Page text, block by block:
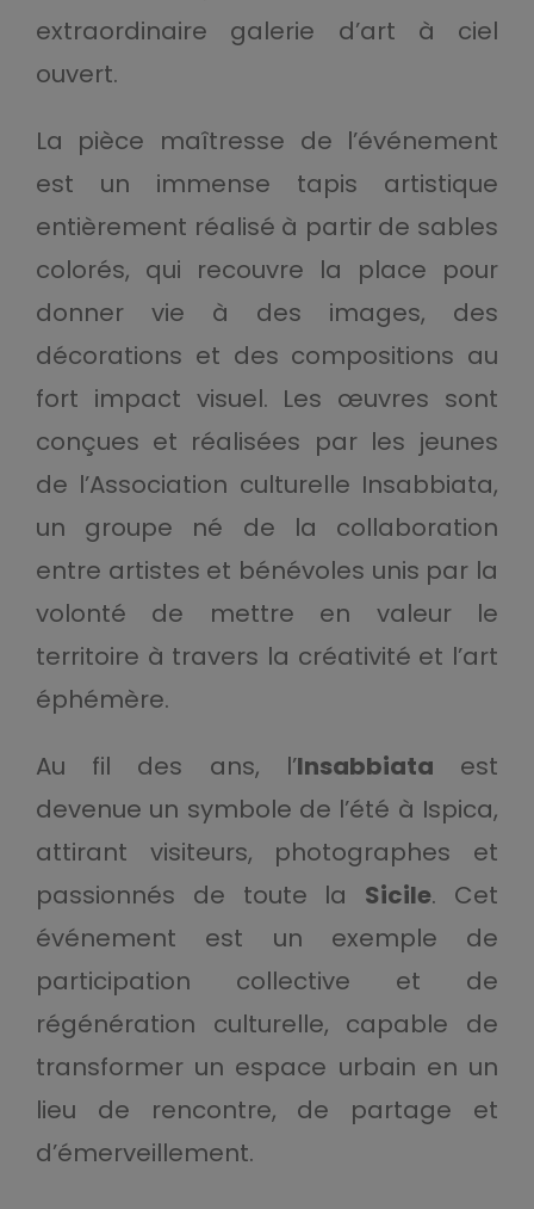
extraordinaire galerie d’art à ciel
ouvert.
La pièce maîtresse de l’événement
est un immense tapis artistique
entièrement réalisé à partir de sables
colorés, qui recouvre la place pour
donner vie à des images, des
décorations et des compositions au
fort impact visuel. Les œuvres sont
conçues et réalisées par les jeunes
de l’Association culturelle Insabbiata,
un groupe né de la collaboration
entre artistes et bénévoles unis par la
volonté de mettre en valeur le
territoire à travers la créativité et l’art
éphémère.
Au fil des ans, l’Insabbiata est
devenue un symbole de l’été à Ispica,
attirant visiteurs, photographes et
passionnés de toute la Sicile. Cet
événement est un exemple de
participation collective et de
régénération culturelle, capable de
transformer un espace urbain en un
lieu de rencontre, de partage et
d’émerveillement.